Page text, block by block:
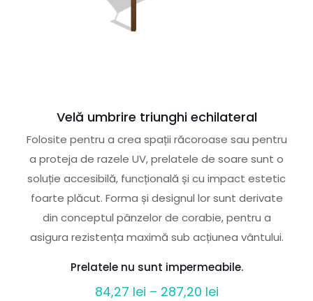
Velă umbrire triunghi echilateral
Folosite pentru a crea spații răcoroase sau pentru
a proteja de razele UV, prelatele de soare sunt o
soluție accesibilă, funcțională și cu impact estetic
foarte plăcut. Forma și designul lor sunt derivate
din conceptul pânzelor de corabie, pentru a
asigura rezistența maximă sub acțiunea vântului.
Prelatele nu sunt impermeabile.
84,27 lei – 287,20 leiInterval